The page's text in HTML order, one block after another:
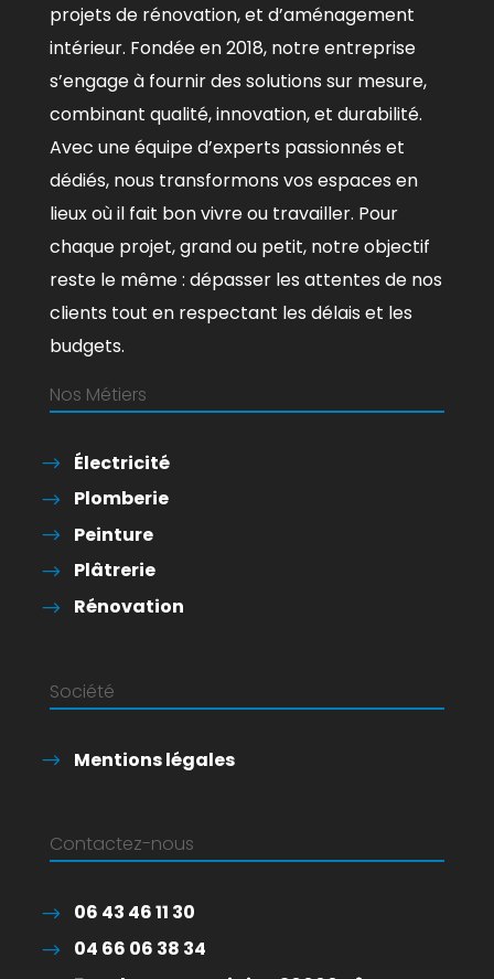
projets de rénovation, et d’aménagement
intérieur. Fondée en 2018, notre entreprise
s’engage à fournir des solutions sur mesure,
combinant qualité, innovation, et durabilité.
Avec une équipe d’experts passionnés et
dédiés, nous transformons vos espaces en
lieux où il fait bon vivre ou travailler. Pour
chaque projet, grand ou petit, notre objectif
reste le même : dépasser les attentes de nos
clients tout en respectant les délais et les
budgets.
Nos Métiers
Électricité
Plomberie
Peinture
Plâtrerie
Rénovation
Société
Mentions légales
Contactez-nous
06 43 46 11 30
04 66 06 38 34